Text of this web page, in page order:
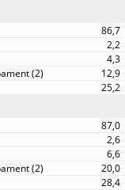
86,7
2,2
4,3
12,9
25,2
87,0
2,6
6,6
20,0
28,4